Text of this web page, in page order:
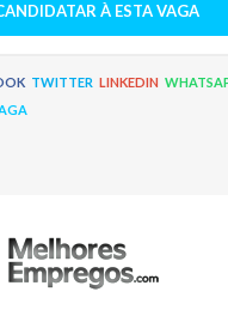
À ESTA VAGA
TWITTER LINKEDIN